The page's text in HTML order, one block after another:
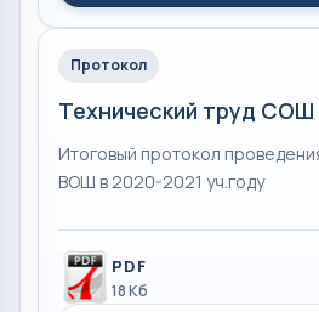
Протокол
Технический труд СОШ
Итоговый протокол
ВОШ в 2020-2021 уч.году
PDF
18 Кб